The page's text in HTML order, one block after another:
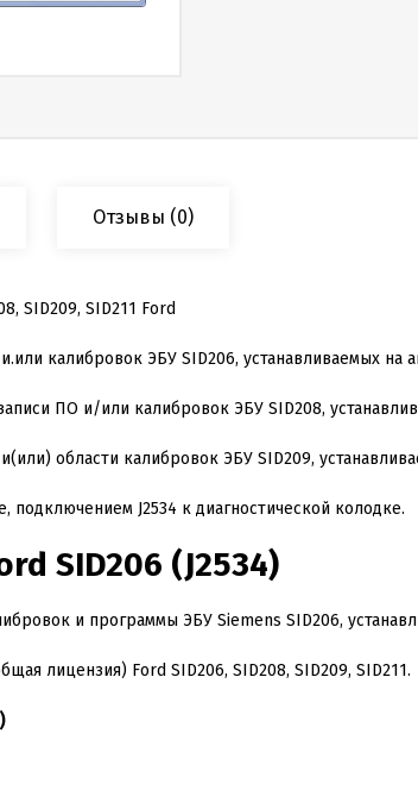
Отзывы (0)
SID209, SID211 Ford
калибровок ЭБУ SID206, устанавливаемых на
ПО и/или калибровок ЭБУ SID208,
области калибровок ЭБУ SID209,
подключением J2534 к диагностической колодке.
SID206 (J2534)
и программы ЭБУ Siemens SID206,
лицензия) Ford SID206, SID208, SID209, SID211.
)